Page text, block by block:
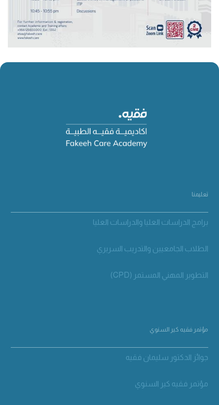
تعليمنا
برامج الدراسات العليا والدراسات العليا
الطلاب الجامعيين والتدريب السريري
التطوير المهني المستمر (CPD)
مؤتمر فقيه كير السنوي
جوائز الدكتور سليمان فقيه
مؤتمر فقيه كير السنوي